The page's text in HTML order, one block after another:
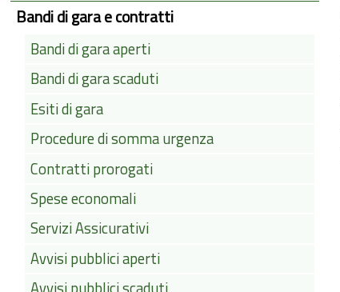
Bandi di gara e contratti
Bandi di gara aperti
Bandi di gara scaduti
Esiti di gara
Procedure di somma urgenza
Contratti prorogati
Spese economali
Servizi Assicurativi
Avvisi pubblici aperti